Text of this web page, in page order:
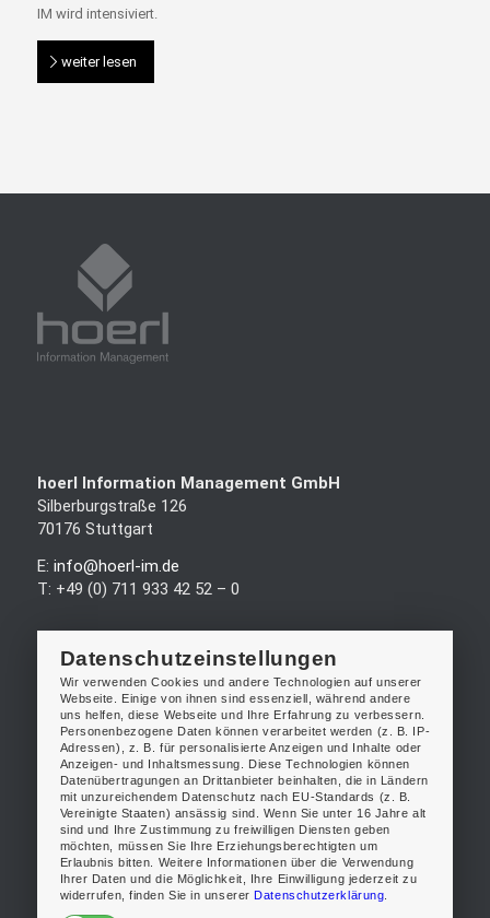
IM wird intensiviert.
weiter lesen
hoerl Information Management GmbH
Silberburgstraße 126
70176 Stuttgart
E: info@hoerl-im.de
T: +49 (0) 711 933 42 52 – 0
Lösungen
Product Information Management
Digital Asset Management
Database Publishing
Datenschutzeinstellungen
Wir verwenden Cookies und andere Technologien auf unserer
Webseite. Einige von ihnen sind essenziell, während andere
uns helfen, diese Webseite und Ihre Erfahrung zu verbessern.
Personenbezogene Daten können verarbeitet werden (z. B. IP-
Adressen), z. B. für personalisierte Anzeigen und Inhalte oder
Anzeigen- und Inhaltsmessung. Diese Technologien können
Datenübertragungen an Drittanbieter beinhalten, die in Ländern
mit unzureichendem Datenschutz nach EU-Standards (z. B.
Vereinigte Staaten) ansässig sind. Wenn Sie unter 16 Jahre alt
sind und Ihre Zustimmung zu freiwilligen Diensten geben
möchten, müssen Sie Ihre Erziehungsberechtigten um
Erlaubnis bitten. Weitere Informationen über die Verwendung
Ihrer Daten und die Möglichkeit, Ihre Einwilligung jederzeit zu
widerrufen, finden Sie in unsererDatenschutzerklärung